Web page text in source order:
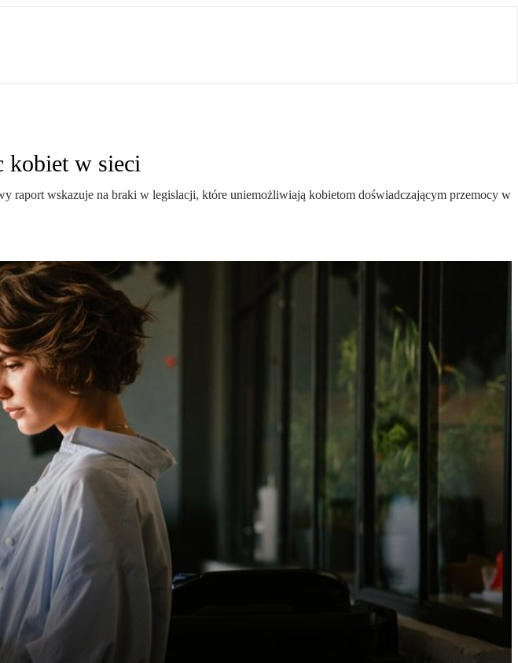
kobiet w sieci
raport wskazuje na braki w legislacji, które uniemożliwiają kobietom doświadczającym przemocy w